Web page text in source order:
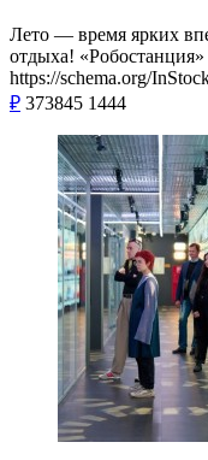
Лето — время ярких
отдыха!
https://schema.org/
₽ 373845 1444